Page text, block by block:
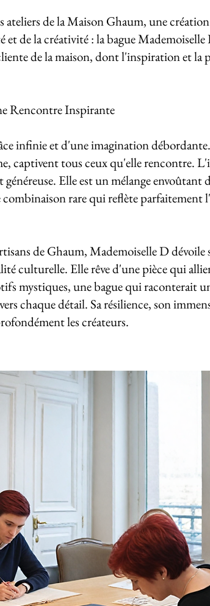
ateliers de la Maison Ghaum, une
et de la créativité : la bague
de la maison, dont l'inspiration et la
Rencontre Inspirante
infinie et d'une imagination débordante.
captivent tous ceux qu'elle rencontre.
Elle est un mélange envoûtant
rare qui reflète parfaitement
de Ghaum, Mademoiselle D dévoile
culturelle. Elle rêve d'une pièce qui
mystiques, une bague qui raconterait
chaque détail. Sa résilience, son
les créateurs.